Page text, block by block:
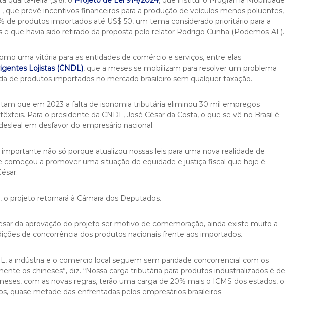
que prevê incentivos financeiros para a produção de veículos menos poluentes,
de produtos importados até US$ 50, um tema considerado prioritário para a
que havia sido retirado da proposta pelo relator Rodrigo Cunha (Podemos-AL).
uma vitória para as entidades de comércio e serviços, entre elas
Lojistas (CNDL), que a meses se mobilizam para resolver um problema
de produtos importados no mercado brasileiro sem qualquer taxação.
que em 2023 a falta de isonomia tributária eliminou 30 mil empregos
Para o presidente da CNDL, José César da Costa, o que se vê no Brasil é
em desfavor do empresário nacional.
não só porque atualizou nossas leis para uma nova realidade de
a promover uma situação de equidade e justiça fiscal que hoje é
projeto retornará à Câmara dos Deputados.
da aprovação do projeto ser motivo de comemoração, ainda existe muito a
de concorrência dos produtos nacionais frente aos importados.
a indústria e o comercio local seguem sem paridade concorrencial com os
os chineses”, diz. “Nossa carga tributária para produtos industrializados é de
com as novas regras, terão uma carga de 20% mais o ICMS dos estados, o
quase metade das enfrentadas pelos empresários brasileiros.